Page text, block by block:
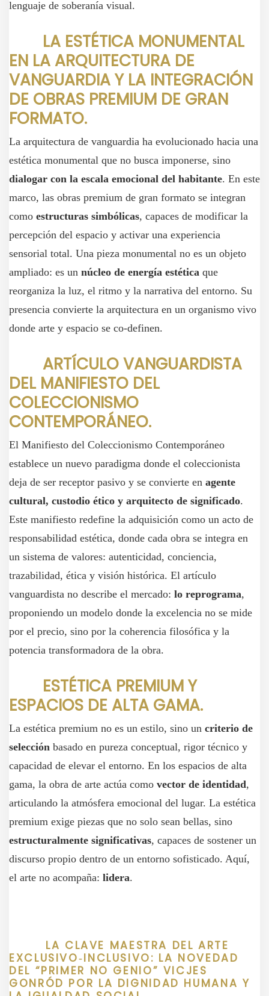
lenguaje de soberanía visual.
LA ESTÉTICA MONUMENTAL
EN LA ARQUITECTURA DE
VANGUARDIA Y LA INTEGRACIÓN
DE OBRAS PREMIUM DE GRAN
FORMATO.
La arquitectura de vanguardia ha evolucionado hacia una
estética monumental que no busca imponerse, sino
dialogar con la escala emocional del habitante. En este
marco, las obras premium de gran formato se integran
como estructuras simbólicas, capaces de modificar la
percepción del espacio y activar una experiencia
sensorial total. Una pieza monumental no es un objeto
ampliado: es un núcleo de energía estética que
reorganiza la luz, el ritmo y la narrativa del entorno. Su
presencia convierte la arquitectura en un organismo vivo
donde arte y espacio se co‑definen.
ARTÍCULO VANGUARDISTA
DEL MANIFIESTO DEL
COLECCIONISMO
CONTEMPORÁNEO.
El Manifiesto del Coleccionismo Contemporáneo
establece un nuevo paradigma donde el coleccionista
deja de ser receptor pasivo y se convierte en agente
cultural, custodio ético y arquitecto de significado.
Este manifiesto redefine la adquisición como un acto de
responsabilidad estética, donde cada obra se integra en
un sistema de valores: autenticidad, conciencia,
trazabilidad, ética y visión histórica. El artículo
vanguardista no describe el mercado: lo reprograma,
proponiendo un modelo donde la excelencia no se mide
por el precio, sino por la coherencia filosófica y la
potencia transformadora de la obra.
ESTÉTICA PREMIUM Y
ESPACIOS DE ALTA GAMA.
La estética premium no es un estilo, sino un criterio de
selección basado en pureza conceptual, rigor técnico y
capacidad de elevar el entorno. En los espacios de alta
gama, la obra de arte actúa como vector de identidad,
articulando la atmósfera emocional del lugar. La estética
premium exige piezas que no solo sean bellas, sino
estructuralmente significativas, capaces de sostener un
discurso propio dentro de un entorno sofisticado. Aquí,
el arte no acompaña: lidera.
LA CLAVE MAESTRA DEL ARTE
EXCLUSIVO‑INCLUSIVO: LA NOVEDAD
DEL “PRIMER NO GENIO” VICJES
GONRÓD POR LA DIGNIDAD HUMANA Y